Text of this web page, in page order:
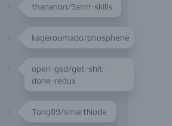
thananon/9arm-skills
kageroumado/phosphene
open-gsd/get-shit-
done-redux
Tong89/smartNode